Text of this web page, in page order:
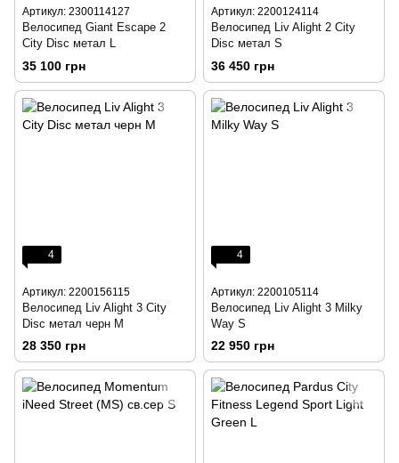
Артикул: 2300114127
Велосипед Giant Escape 2
City Disc метал L
35 100 грн
Артикул: 2200124114
Велосипед Liv Alight 2 City
Disc метал S
36 450 грн
4
Артикул: 2200156115
Велосипед Liv Alight 3 City
Disc метал черн M
28 350 грн
4
Артикул: 2200105114
Велосипед Liv Alight 3 Milky
Way S
22 950 грн